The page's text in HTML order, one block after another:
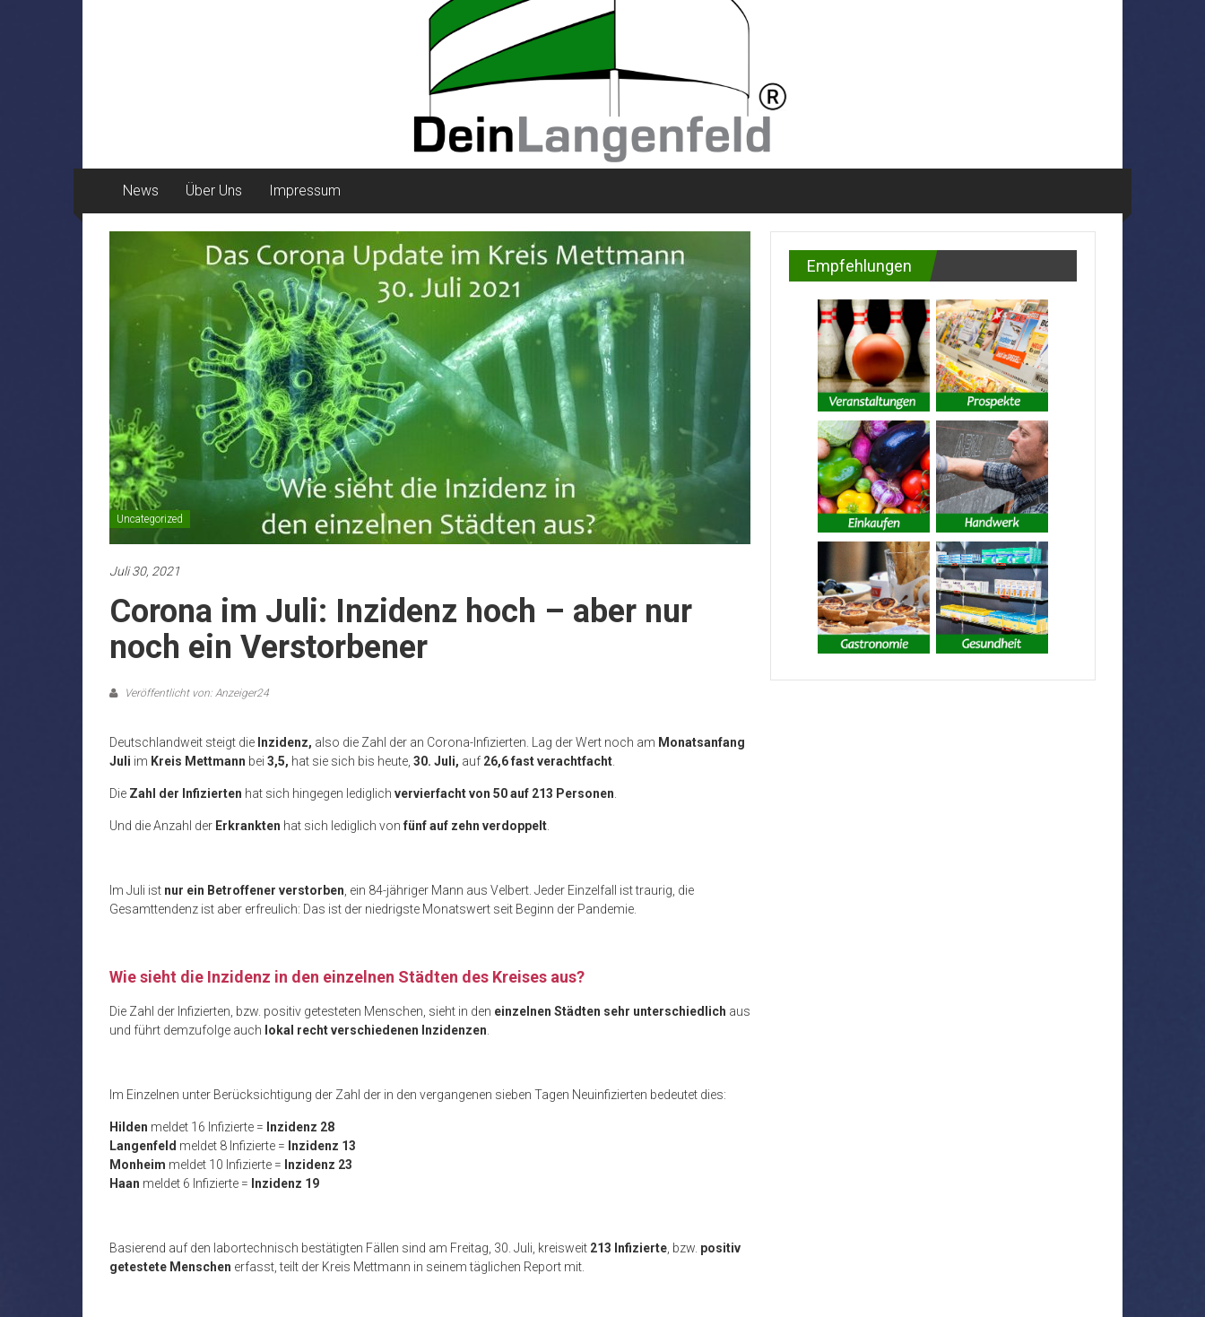
News Über Uns Impressum
Uncategorized
Juli 30, 2021
Corona im Juli: Inzidenz hoch – aber nur
noch ein Verstorbener
Veröffentlicht von: Anzeiger24
Deutschlandweit steigt die Inzidenz, also die Zahl der an Corona-Infizierten. Lag der Wert noch am Monatsanfang
Juli im Kreis Mettmann bei 3,5, hat sie sich bis heute, 30. Juli, auf 26,6 fast verachtfacht
Die Zahl der Infizierten hat sich hingegen lediglich vervierfacht von 50 auf 213 Personen
Und die Anzahl der Erkrankten hat sich lediglich von fünf auf zehn verdoppelt
Im Juli ist nur ein Betroffener verstorben , ein 84-jähriger Mann aus Velbert. Jeder Einzelfall ist traurig, die
Gesamttendenz ist aber erfreulich: Das ist der niedrigste Monatswert seit Beginn der Pandemie.
Wie sieht die Inzidenz in den einzelnen Städten des Kreises aus?
Die Zahl der Infizierten, bzw. positiv getesteten Menschen, sieht in den einzelnen Städten sehr unterschiedlich aus
und führt demzufolge auch lokal recht verschiedenen Inzidenzen
Im Einzelnen unter Berücksichtigung der Zahl der in den vergangenen sieben Tagen Neuinfizierten bedeutet dies:
Hilden meldet 16 Infizierte = Inzidenz 28
Langenfeld meldet 8 Infizierte = Inzidenz 13
Monheim meldet 10 Infizierte = Inzidenz 23
Haan meldet 6 Infizierte = Inzidenz 19
Basierend auf den labortechnisch bestätigten Fällen sind am Freitag, 30. Juli, kreisweit 213 Infizierte , bzw. positiv
getestete Menschen erfasst, teilt der Kreis Mettmann in seinem täglichen Report mit.
Empfehlungen